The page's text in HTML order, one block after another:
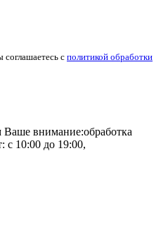
с политикой обработки
Ваше внимание:обработка
с 10:00 до 19:00,